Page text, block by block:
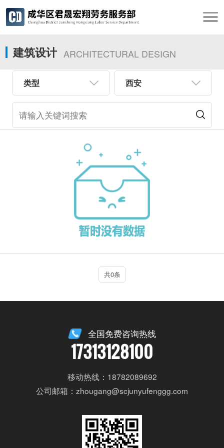
建筑设计 ARCHITECTURAL DESIGN
类型 西安
共0条
全国免费咨询热线
17313128100
移动热线：18782089692
公司邮箱：zhougang@scjunyufenggg.com